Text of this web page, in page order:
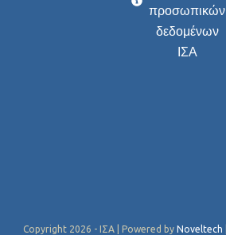
προσωπικών
δεδομένων
ΙΣΑ
Copyright 2026 - ΙΣΑ | Powered by Noveltech